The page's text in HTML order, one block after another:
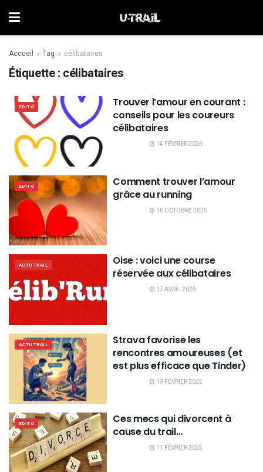
Accueil Tag célibataires
Étiquette : célibataires
EDITO
Trouver l’amour en courant :
conseils pour les coureurs
célibataires
14 FÉVRIER 2026
EDITO
Comment trouver l’amour
grâce au running
10 OCTOBRE 2025
ACTU TRAIL
Oise : voici une course
réservée aux célibataires
17 AVRIL 2025
ACTU TRAIL
Strava favorise les
rencontres amoureuses (et
est plus efficace que Tinder)
19 FÉVRIER 2025
EDITO
Ces mecs qui divorcent à
cause du trail…
11 FÉVRIER 2025